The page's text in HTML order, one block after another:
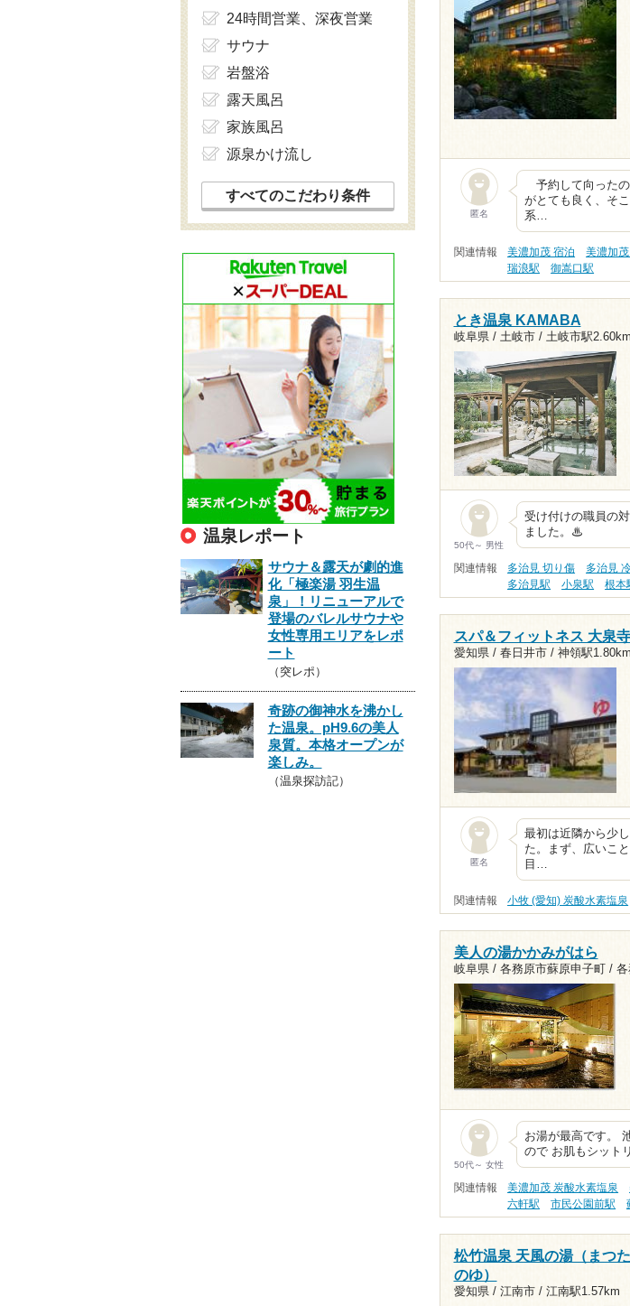
匿名
予約して向ったの
がとても良く、そ
系…
関連情報 美濃加茂 宿泊 美濃加茂
瑞浪駅
御嵩口駅
とき温泉 KAMABA
岐阜県 / 土岐市 / 土岐市駅2.60km
50代～ 男性
受け付けの職員の
ました。♨
関連情報 多治見 切り傷 多治見
多治見駅
小泉駅 根本
スパ＆フィットネス 大泉
愛知県 / 春日井市 / 神領駅1.80km
匿名
最初は近隣から少
た。まず、広いこ
目…
関連情報 小牧 (愛知) 炭酸水素塩泉
美人の湯かかみがはら
岐阜県 / 各務原市蘇原申子町 /
50代～ 女性
お湯が最高です。
ので お肌もシット
関連情報 美濃加茂 炭酸水素塩泉
六軒駅
市民公園前駅
松竹温泉 天風の湯（まつ
のゆ）
愛知県 / 江南市 / 江南駅1.57km
24時間営業、深夜営業
サウナ
岩盤浴
露天風呂
家族風呂
源泉かけ流し
すべてのこだわり条件
温泉レポート
サウナ＆露天が劇的進
化「極楽湯 羽生温
泉」！リニューアルで
登場のバレルサウナや
女性専用エリアをレポ
ート
（突レポ）
奇跡の御神水を沸かし
た温泉。pH9.6の美人
泉質。本格オープンが
楽しみ。
（温泉探訪記）